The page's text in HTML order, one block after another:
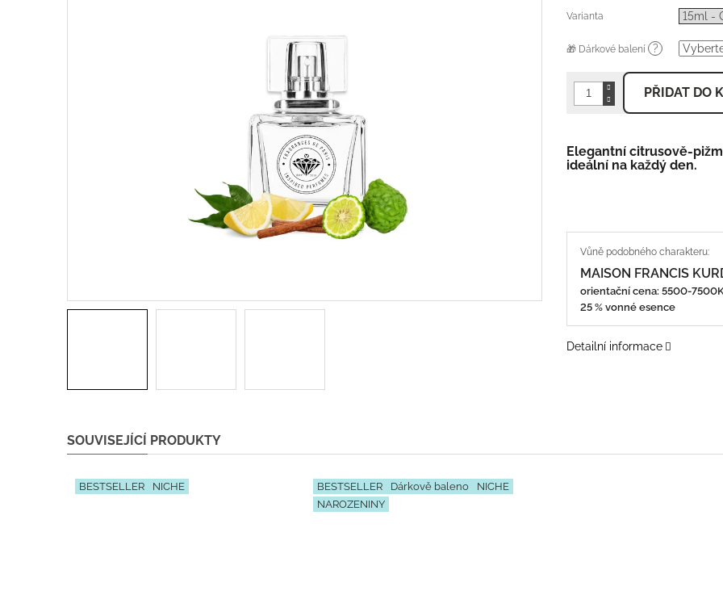
Varianta
🎁 Dárkové balení ?
PŘIDAT DO
Elegantní citrusově-
ideální na každý den.
MAISON FRANCIS
orientační cena: 5500-
25 % vonné esence
Detailní informace
SOUVISEJÍCÍ PRODUKTY
BESTSELLER NICHE BESTSELLER Dárkově baleno
NICHE
NAROZENINY